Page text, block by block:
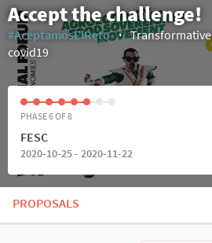
Accept the challenge!
#AceptamosElReto
covid19
PHASE 6 OF 8
FESC
2020-10-25 - 2020-11-22
PROPOSALS